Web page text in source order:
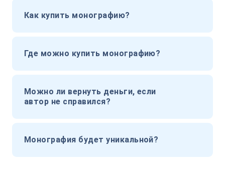
Как купить монографию?
Где можно купить монографию?
Можно ли вернуть деньги, если
автор не справился?
Монография будет уникальной?